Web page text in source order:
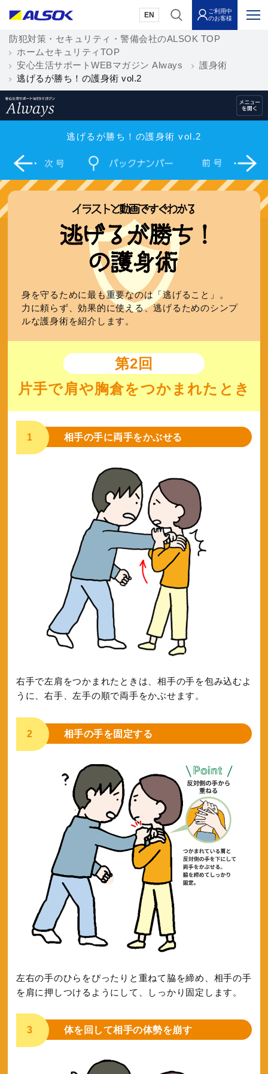
EN
ご利用中
のお客様
防犯対策・セキュリティ・警備会社のALSOK TOP
ホームセキュリティTOP
安心生活サポートWEBマガジン Always
護身術
逃げるが勝ち！の護身術 vol.2
逃げるが勝ち！の護身術 vol.2
身を守るために最も重要なのは「逃げること」。
力に頼らず、効果的に使える、逃げるためのシンプ
ルな護身術を紹介します。
第2回
片手で肩や胸倉をつかまれたとき
1 相手の手に両手をかぶせる
右手で左肩をつかまれたときは、相手の手を包み込むよ
うに、右手、左手の順で両手をかぶせます。
2 相手の手を固定する
左右の手のひらをぴったりと重ねて脇を締め、相手の手
を肩に押しつけるようにして、しっかり固定します。
3 体を回して相手の体勢を崩す